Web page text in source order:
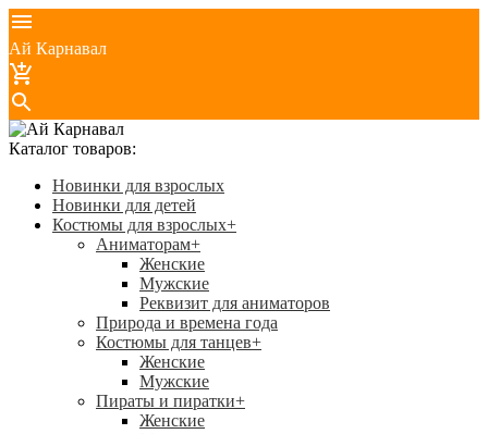
Ай Карнавал
Каталог товаров:
Новинки для взрослых
Новинки для детей
Костюмы для взрослых+
Аниматорам+
Женские
Мужские
Реквизит для аниматоров
Природа и времена года
Костюмы для танцев+
Женские
Мужские
Пираты и пиратки+
Женские